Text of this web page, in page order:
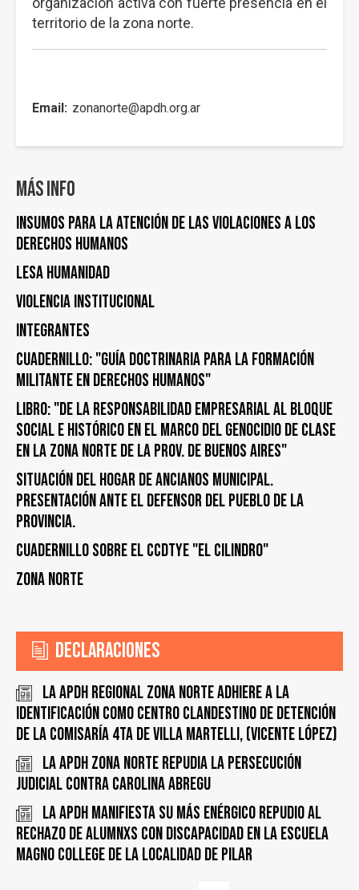
territorio de la zona norte.
Email zonanorte@apdh.org.ar
Más info
Insumos para la atención de las violaciones a los
derechos humanos
Lesa humanidad
Violencia institucional
Integrantes
Cuadernillo: "Guía doctrinaria para la formación
militante en derechos humanos"
Libro: "De la responsabilidad empresarial al bloque
social e histórico en el marco del genocidio de clase
en la zona norte de la prov. de Buenos Aires"
Situación del Hogar de Ancianos Municipal.
Presentación ante el Defensor del Pueblo de la
Provincia.
Cuadernillo sobre el CCDTyE "El Cilindro"
Zona Norte
Declaraciones
La APDH Regional Zona Norte adhiere a la
identificación como Centro Clandestino de Detención
de la Comisaría 4ta de Villa Martelli, (Vicente López)
La APDH Zona Norte repudia la persecución
judicial contra Carolina Abregu
La APDH manifiesta su más enérgico repudio al
rechazo de alumnxs con discapacidad en la escuela
Magno College de la localidad de Pilar